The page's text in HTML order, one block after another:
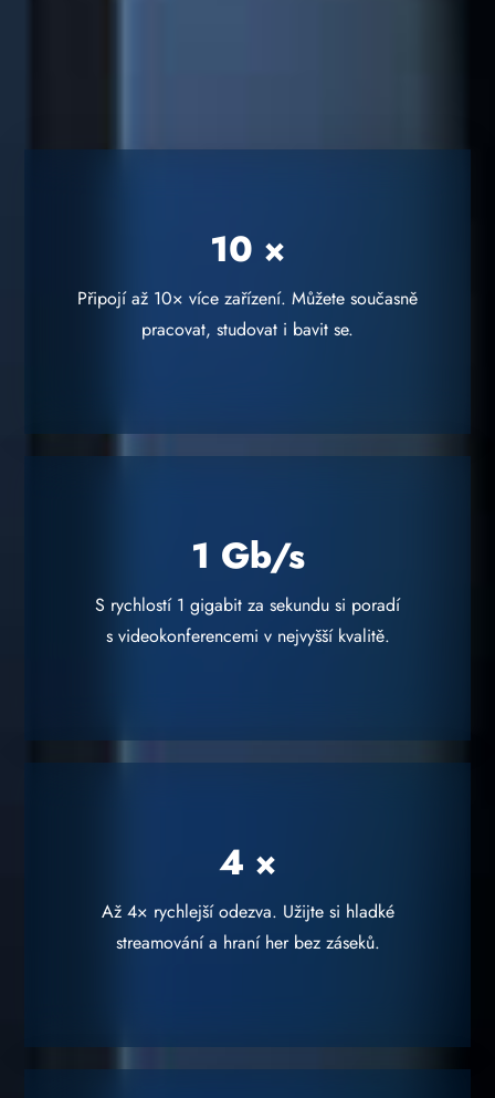
10 ×
Připojí až 10× více zařízení. Můžete současně
pracovat, studovat i bavit se.
1 Gb/s
S rychlostí 1 gigabit za sekundu si poradí
s videokonferencemi v nejvyšší kvalitě.
4 ×
Až 4× rychlejší odezva. Užijte si hladké
streamování a hraní her bez záseků.